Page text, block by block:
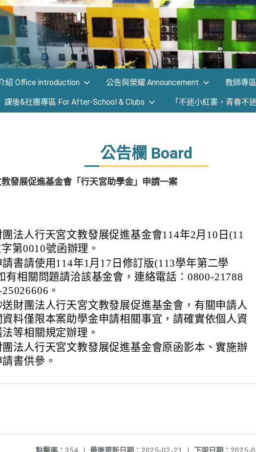
紹 Office introduction 公告與榮耀 Announcement 教師專
課後&社團專區 For After-School & Clubs 「不迷小紅書，青春不
公告欄 Board
發展促進基金會「行天宮助學金」申請一案
法人行天宮文教發展促進基金會114年2月10日(11
第0010號函辦理。
請書請使用114年1月17日修訂版(113學年第二學
有相關問題請洽該基金會，連絡電話：0800-21788
。
送財團法人行天宮文教發展促進基金會，有關申請人
資料僅限本案助學金申請相關事宜，請確實依個人資
等相關規定辦理。
團法人行天宮文教發展促進基金會原函影本、實施辦
書供參。